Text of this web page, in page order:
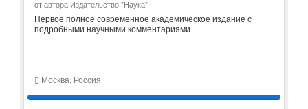
от автора Издательство "Наука"
Первое полное современное академическое издание с
подробными научными комментариями
Москва, Россия